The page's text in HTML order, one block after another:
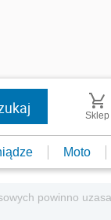
Sklep
Moto
powinno